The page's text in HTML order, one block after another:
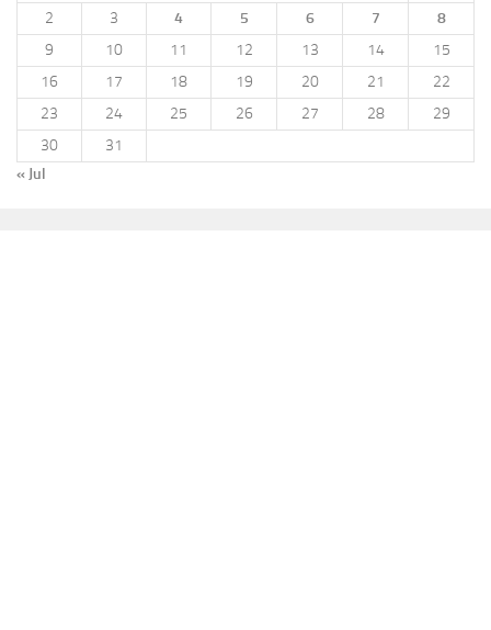
2 3 4 5 6 7
8
9
10 11 12 13 14
15
16
17 18 19 20 21
22
23
24 25 26 27 28
29
30
31
« Jul